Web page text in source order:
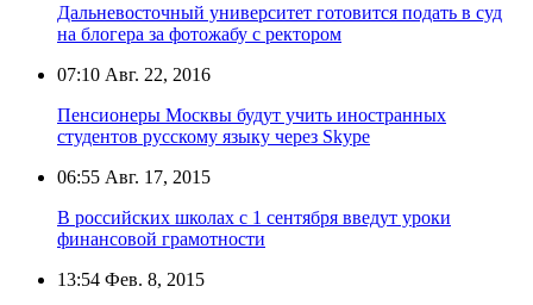
Дальневосточный университет готовится подать в суд
на блогера за фотожабу с ректором
07:10 Авг. 22, 2016
Пенсионеры Москвы будут учить иностранных
студентов русскому языку через Skype
06:55 Авг. 17, 2015
В российских школах с 1 сентября введут уроки
финансовой грамотности
13:54 Фев. 8, 2015